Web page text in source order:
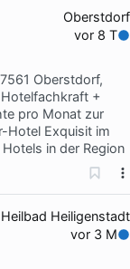
Oberstdorf
vor 8 T
Oberstdorf,
+
pro Monat zur
Hotel Exquisit im
in der Region
Heilbad Heiligenstadt
vor 3 M